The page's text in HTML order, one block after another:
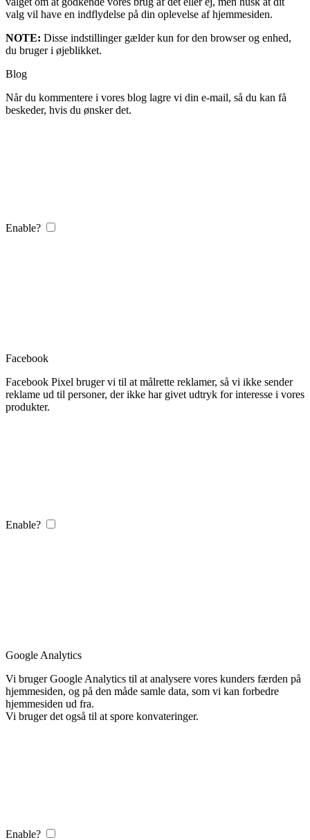
valg vil have en indflydelse på din oplevelse af hjemmesiden.
NOTE: Disse indstillinger gælder kun for den browser og enhed,
du bruger i øjeblikket.
Blog
Når du kommentere i vores blog lagre vi din e-mail, så du kan få
beskeder, hvis du ønsker det.
Enable?
Facebook
Facebook Pixel bruger vi til at målrette reklamer, så vi ikke sender
reklame ud til personer, der ikke har givet udtryk for interesse i vores
produkter.
Enable?
Google Analytics
Vi bruger Google Analytics til at analysere vores kunders færden på
hjemmesiden, og på den måde samle data, som vi kan forbedre
hjemmesiden ud fra.
Vi bruger det også til at spore konvateringer.
Enable?